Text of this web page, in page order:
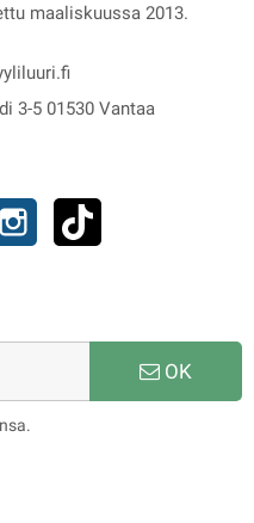
maaliskuussa 2013.
3-5 01530 Vantaa
Instagram
OK